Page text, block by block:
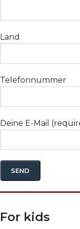
Land
Telefonnummer
Deine E-Mail
For kids